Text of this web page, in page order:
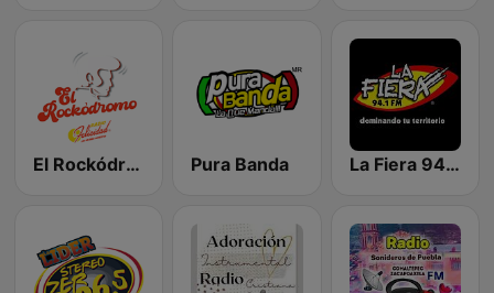
El Rockódromo de Felicidad Pura Banda La Fiera 94.1 FM